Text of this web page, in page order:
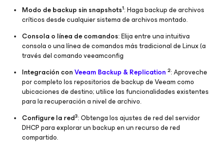
Modo de backup sin snapshots1: Haga backup de archivos
críticos desde cualquier sistema de archivos montado.
Consola o línea de comandos: Elija entre una intuitiva
consola o una línea de comandos más tradicional de Linux (a
través del comando veeamconfig
Integración conVeeam Backup & Replication 2: Aproveche
por completo los repositorios de backup de Veeam como
ubicaciones de destino; utilice las funcionalidades existentes
para la recuperación a nivel de archivo.
Configure la red3: Obtenga los ajustes de red del servidor
DHCP para explorar un backup en un recurso de red
compartido.